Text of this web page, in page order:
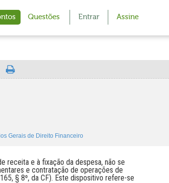
Questões Entrar Assine
Gerais de Direito Financeiro
receita e à fixação da despesa, não se
e contratação de operações de
§ 8º, da CF). Este dispositivo refere-se